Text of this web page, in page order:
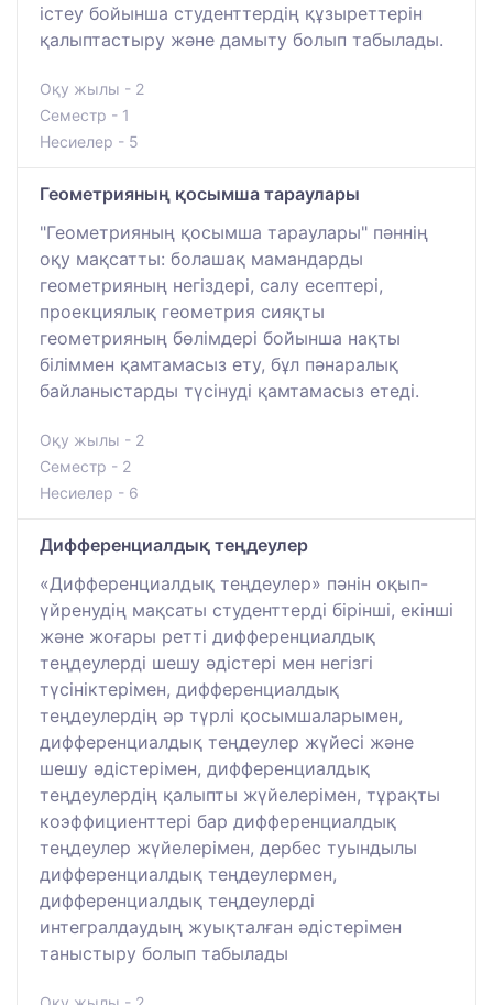
істеу бойынша студенттердің құзыреттерін
қалыптастыру және дамыту болып табылады.
Оқу жылы - 2
Семестр - 1
Несиелер - 5
Геометрияның қосымша тараулары
"Геометрияның қосымша тараулары" пәннің
оқу мақсатты: болашақ мамандарды
геометрияның негіздері, салу есептері,
проекциялық геометрия сияқты
геометрияның бөлімдері бойынша нақты
біліммен қамтамасыз ету, бұл пәнаралық
байланыстарды түсінуді қамтамасыз етеді.
Оқу жылы - 2
Семестр - 2
Несиелер - 6
Дифференциалдық теңдеулер
«Дифференциалдық теңдеулер» пәнін оқып-
үйренудің мақсаты студенттерді бірінші, екінші
және жоғары ретті дифференциалдық
теңдеулерді шешу әдістері мен негізгі
түсініктерімен, дифференциалдық
теңдеулердің әр түрлі қосымшаларымен,
дифференциалдық теңдеулер жүйесі және
шешу әдістерімен, дифференциалдық
теңдеулердің қалыпты жүйелерімен, тұрақты
коэффициенттері бар дифференциалдық
теңдеулер жүйелерімен, дербес туындылы
дифференциалдық теңдеулермен,
дифференциалдық теңдеулерді
интегралдаудың жуықталған әдістерімен
таныстыру болып табылады